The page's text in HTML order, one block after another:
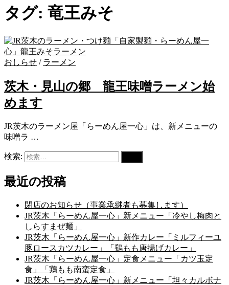
タグ: 竜王みそ
おしらせ / ラーメン
茨木・見山の郷 龍王味噌ラーメン始
めます
JR茨木のラーメン屋「らーめん屋一心」は、新メニューの
味噌ラ …
検索:
最近の投稿
閉店のお知らせ（事業承継者も募集します）
JR茨木「らーめん屋一心」新メニュー「冷やし梅肉と
しらすまぜ麺」
JR茨木「らーめん屋一心」新作カレー「ミルフィーユ
豚ロースカツカレー」「鶏もも唐揚げカレー」
JR茨木「らーめん屋一心」定食メニュー「カツ玉定
食」「鶏もも南蛮定食」
JR茨木「らーめん屋一心」新メニュー「坦々カルボナ